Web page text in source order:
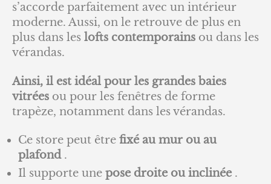
s’accorde parfaitement avec un intérieur
moderne. Aussi, on le retrouve de plus en
plus dans les lofts contemporains ou dans les
vérandas.
Ainsi, il est idéal pour les grandes baies
vitrées ou pour les fenêtres de forme
trapèze, notamment dans les vérandas.
Ce store peut être fixé au mur ou au
plafond.
Il supporte une pose droite ou inclinée .